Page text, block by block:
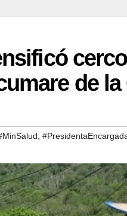
cerco
de la
,